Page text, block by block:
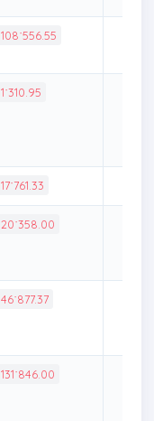
108˙556.55
1˙310.95
17˙761.33
20˙358.00
46˙877.37
131˙846.00